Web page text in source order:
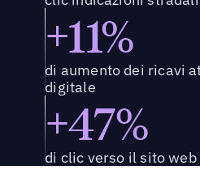
+11%
di aumento dei ricavi
digitale
+47%
di clic verso il sito web